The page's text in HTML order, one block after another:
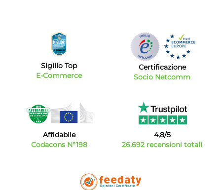
Sigillo Top
E-Commerce
Certificazione
Socio Netcomm
Affidabile
Codacons N°198
4,8/5
26.692 recensioni totali